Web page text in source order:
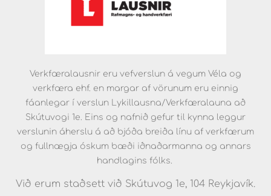
Verkfæralausnir eru vefverslun á vegum Véla og
verkfæra ehf. en margar af vörunum eru einnig
fáanlegar í verslun Lykillausna/Verkfæralauna að
Skútuvogi 1e. Eins og nafnið gefur til kynna leggur
verslunin áherslu á að bjóða breiða línu af verkfærum
og fullnægja óskum bæði iðnaðarmanna og annars
handlagins fólks.
Við erum staðsett við Skútuvog 1e, 104 Reykjavík.